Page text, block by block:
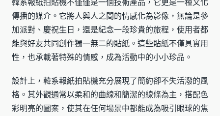
傳播的媒介。它將人與人之間的情感化為影像，無論是參
加派對、慶祝生日，還是紀念一段珍貴的旅程，使用者都
能與好友共同創作獨一無二的貼紙。這些貼紙不僅具實用
性，也承載著特殊的情感，成為活動中的小小珍品。
設計上，韓系報紙拍貼機充分展現了簡約卻不失活潑的風
格。其外觀通常以柔和的曲線和簡潔的線條為主，搭配色
彩明亮的圖案，使其在任何場景中都能成為吸引眼球的焦